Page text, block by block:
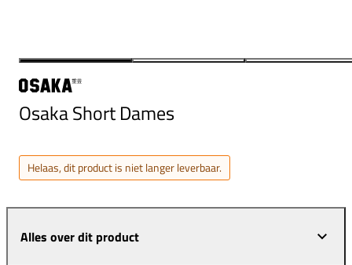
Osaka Short Dames
Helaas, dit product is niet langer leverbaar.
Alles over dit product